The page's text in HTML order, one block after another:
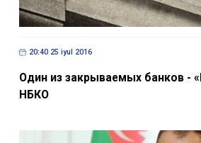
20:40 25 iyul 2016
Один из закрываемых банков -
НБКО